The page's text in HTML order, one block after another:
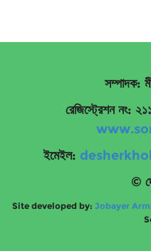
সম্পাদক:
রেজিস্ট্রেশন নং:
ইমেইল:
©
Site developed by: Jobayer